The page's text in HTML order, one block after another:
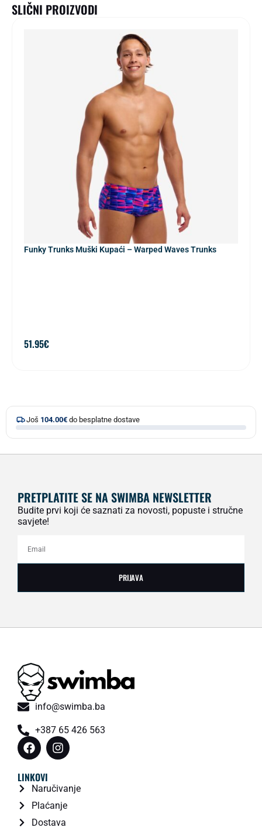
SLIČNI PROIZVODI
Funky Trunks Muški Kupaći – Warped Waves Trunks
51.95€
Još 104.00€ do besplatne dostave
PRETPLATITE SE NA SWIMBA NEWSLETTER
Budite prvi koji će saznati za novosti, popuste i stručne
savjete!
PRIJAVA
info@swimba.ba
+387 65 426 563
LINKOVI
Naručivanje
Plaćanje
Dostava